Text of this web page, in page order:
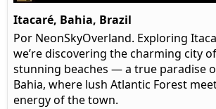
Itacaré, Bahia, Brazil
Por NeonSkyOverland. Exploring
we’re discovering the charming city
stunning beaches — a true paradise
Bahia, where lush Atlantic Forest
energy of the town.